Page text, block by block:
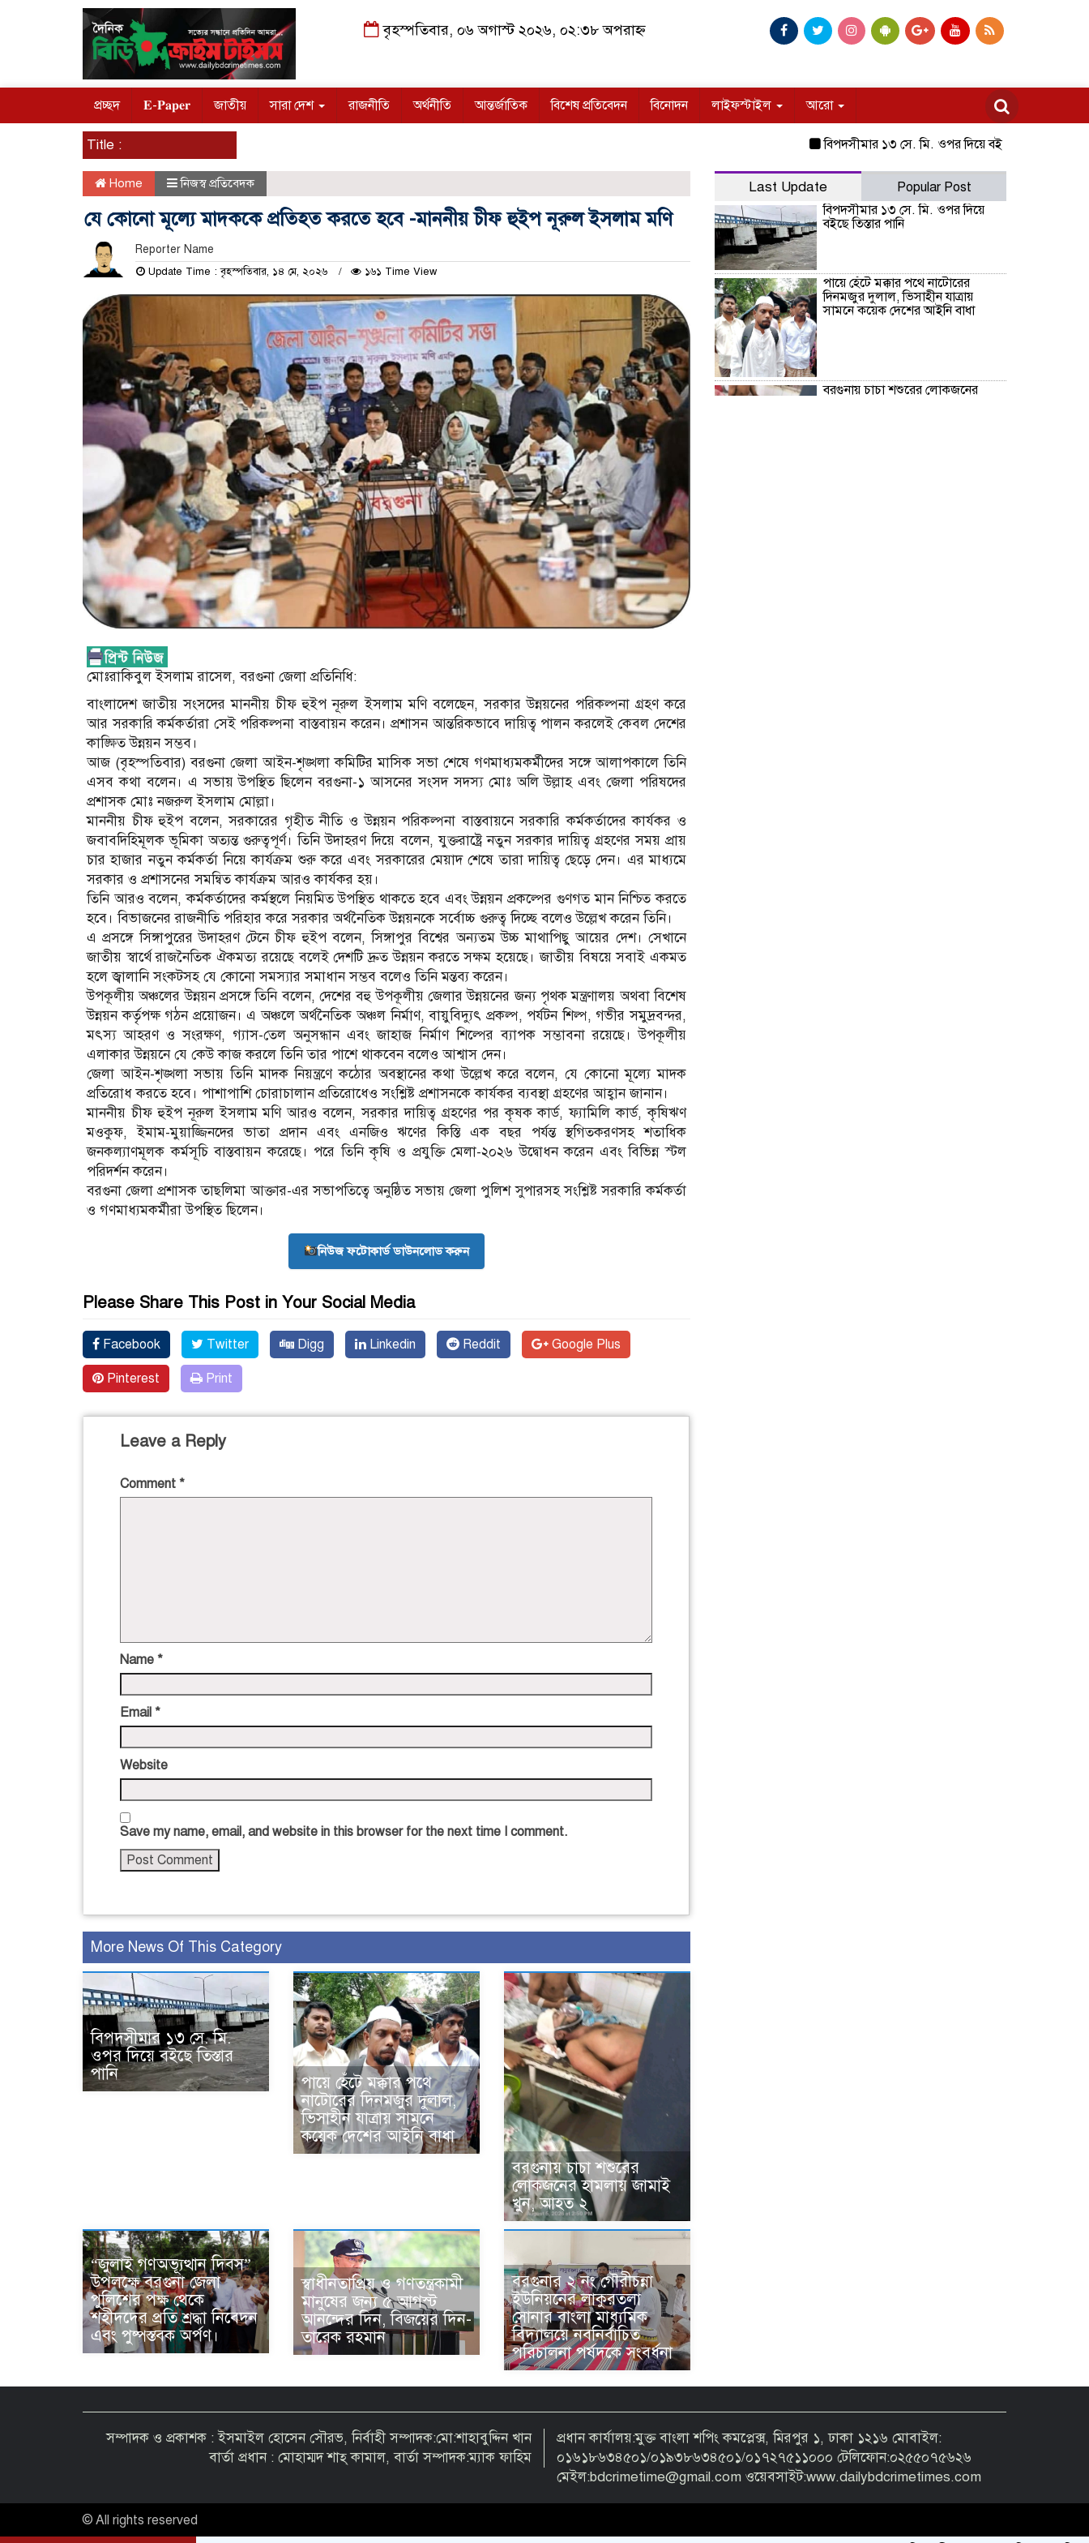
বৃহস্পতিবার, ০৬ অগাস্ট ২০২৬, ০২:৩৮ অপরাহ্ন
প্রচ্ছদ 𝐄-𝐏𝐚𝐩𝐞𝐫 জাতীয় সারা দেশ রাজনীতি অর্থনীতি আন্তর্জাতিক বিশেষ প্রতিবেদন বিনোদন লাইফস্টাইল আরো
Title : বিপদসীমার ১৩ সে. মি. ওপর দিয়ে বইছে তিস্তার পানি
Home নিজস্ব প্রতিবেদক
যে কোনো মূল্যে মাদককে প্রতিহত করতে হবে -মাননীয় চীফ হুইপ নূরুল ইসলাম মণি
Reporter Name
Update Time : বৃহস্পতিবার, ১৪ মে, ২০২৬ ১৬১ Time View
মোঃরাকিবুল ইসলাম রাসেল, বরগুনা জেলা প্রতিনিধি:
বাংলাদেশ জাতীয় সংসদের মাননীয় চীফ হুইপ নূরুল ইসলাম মণি বলেছেন, সরকার উন্নয়নের পরিকল্পনা গ্রহণ করে
আর সরকারি কর্মকর্তারা সেই পরিকল্পনা বাস্তবায়ন করেন। প্রশাসন আন্তরিকভাবে দায়িত্ব পালন করলেই কেবল দেশের
কাঙ্ক্ষিত উন্নয়ন সম্ভব।
আজ (বৃহস্পতিবার) বরগুনা জেলা আইন-শৃঙ্খলা কমিটির মাসিক সভা শেষে গণমাধ্যমকর্মীদের সঙ্গে আলাপকালে তিনি
এসব কথা বলেন। এ সভায় উপস্থিত ছিলেন বরগুনা-১ আসনের সংসদ সদস্য মোঃ অলি উল্লাহ এবং জেলা পরিষদের
প্রশাসক মোঃ নজরুল ইসলাম মোল্লা।
মাননীয় চীফ হুইপ বলেন, সরকারের গৃহীত নীতি ও উন্নয়ন পরিকল্পনা বাস্তবায়নে সরকারি কর্মকর্তাদের কার্যকর ও
জবাবদিহিমূলক ভূমিকা অত্যন্ত গুরুত্বপূর্ণ। তিনি উদাহরণ দিয়ে বলেন, যুক্তরাষ্ট্রে নতুন সরকার দায়িত্ব গ্রহণের সময় প্রায়
চার হাজার নতুন কর্মকর্তা নিয়ে কার্যক্রম শুরু করে এবং সরকারের মেয়াদ শেষে তারা দায়িত্ব ছেড়ে দেন। এর মাধ্যমে
সরকার ও প্রশাসনের সমন্বিত কার্যক্রম আরও কার্যকর হয়।
তিনি আরও বলেন, কর্মকর্তাদের কর্মস্থলে নিয়মিত উপস্থিত থাকতে হবে এবং উন্নয়ন প্রকল্পের গুণগত মান নিশ্চিত করতে
হবে। বিভাজনের রাজনীতি পরিহার করে সরকার অর্থনৈতিক উন্নয়নকে সর্বোচ্চ গুরুত্ব দিচ্ছে বলেও উল্লেখ করেন তিনি।
এ প্রসঙ্গে সিঙ্গাপুরের উদাহরণ টেনে চীফ হুইপ বলেন, সিঙ্গাপুর বিশ্বের অন্যতম উচ্চ মাথাপিছু আয়ের দেশ। সেখানে
জাতীয় স্বার্থে রাজনৈতিক ঐকমত্য রয়েছে বলেই দেশটি দ্রুত উন্নয়ন করতে সক্ষম হয়েছে। জাতীয় বিষয়ে সবাই একমত
হলে জ্বালানি সংকটসহ যে কোনো সমস্যার সমাধান সম্ভব বলেও তিনি মন্তব্য করেন।
উপকূলীয় অঞ্চলের উন্নয়ন প্রসঙ্গে তিনি বলেন, দেশের বহু উপকূলীয় জেলার উন্নয়নের জন্য পৃথক মন্ত্রণালয় অথবা বিশেষ
উন্নয়ন কর্তৃপক্ষ গঠন প্রয়োজন। এ অঞ্চলে অর্থনৈতিক অঞ্চল নির্মাণ, বায়ুবিদ্যুৎ প্রকল্প, পর্যটন শিল্প, গভীর সমুদ্রবন্দর,
মৎস্য আহরণ ও সংরক্ষণ, গ্যাস-তেল অনুসন্ধান এবং জাহাজ নির্মাণ শিল্পের ব্যাপক সম্ভাবনা রয়েছে। উপকূলীয়
এলাকার উন্নয়নে যে কেউ কাজ করলে তিনি তার পাশে থাকবেন বলেও আশ্বাস দেন।
জেলা আইন-শৃঙ্খলা সভায় তিনি মাদক নিয়ন্ত্রণে কঠোর অবস্থানের কথা উল্লেখ করে বলেন, যে কোনো মূল্যে মাদক
প্রতিরোধ করতে হবে। পাশাপাশি চোরাচালান প্রতিরোধেও সংশ্লিষ্ট প্রশাসনকে কার্যকর ব্যবস্থা গ্রহণের আহ্বান জানান।
মাননীয় চীফ হুইপ নূরুল ইসলাম মণি আরও বলেন, সরকার দায়িত্ব গ্রহণের পর কৃষক কার্ড, ফ্যামিলি কার্ড, কৃষিঋণ
মওকুফ, ইমাম-মুয়াজ্জিনদের ভাতা প্রদান এবং এনজিও ঋণের কিস্তি এক বছর পর্যন্ত স্থগিতকরণসহ শতাধিক
জনকল্যাণমূলক কর্মসূচি বাস্তবায়ন করেছে। পরে তিনি কৃষি ও প্রযুক্তি মেলা-২০২৬ উদ্বোধন করেন এবং বিভিন্ন স্টল
পরিদর্শন করেন।
বরগুনা জেলা প্রশাসক তাছলিমা আক্তার-এর সভাপতিত্বে অনুষ্ঠিত সভায় জেলা পুলিশ সুপারসহ সংশ্লিষ্ট সরকারি কর্মকর্তা
ও গণমাধ্যমকর্মীরা উপস্থিত ছিলেন।
নিউজ ফটোকার্ড ডাউনলোড করুন
Please Share This Post in Your Social Media
Facebook Twitter Digg Linkedin Reddit Google Plus
Pinterest Print
Leave a Reply
Comment *
Name *
Email *
Website
Save my name, email, and website in this browser for the next time I comment.
More News Of This Category
বিপদসীমার ১৩ সে. মি.
ওপর দিয়ে বইছে তিস্তার
পানি
পায়ে হেঁটে মক্কার পথে
নাটোরের দিনমজুর দুলাল,
ভিসাহীন যাত্রায় সামনে
কয়েক দেশের আইনি বাধা
বরগুনায় চাচা শশুরের
লোকজনের হামলায় জামাই
খুন, আহত ২
“জুলাই গণঅভ্যূত্থান দিবস”
উপলক্ষে বরগুনা জেলা
পুলিশের পক্ষ থেকে
শহীদদের প্রতি শ্রদ্ধা নিবেদন
এবং পুষ্পস্তবক অর্পণ।
স্বাধীনতাপ্রিয় ও গণতন্ত্রকামী
মানুষের জন্য ৫ আগস্ট
আনন্দের দিন, বিজয়ের দিন-
তারেক রহমান
বরগুনার ২ নং গৌরীচন্না
ইউনিয়নের লাকুরতলা
সোনার বাংলা মাধ্যমিক
বিদ্যালয়ে নবনির্বাচিত
পরিচালনা পর্ষদকে সংবর্ধনা
Last Update
Popular Post
বিপদসীমার ১৩ সে. মি. ওপর দিয়ে
বইছে তিস্তার পানি
পায়ে হেঁটে মক্কার পথে নাটোরের
দিনমজুর দুলাল, ভিসাহীন যাত্রায়
সামনে কয়েক দেশের আইনি বাধা
বরগুনায় চাচা শশুরের লোকজনের
সম্পাদক ও প্রকাশক : ইসমাইল হোসেন সৌরভ, নির্বাহী সম্পাদক:মো:শাহাবুদ্দিন খান
বার্তা প্রধান : মোহাম্মদ শাহ্ কামাল, বার্তা সম্পাদক:ম্যাক ফাহিম
প্রধান কার্যালয়:মুক্ত বাংলা শপিং কমপ্লেক্স, মিরপুর ১, ঢাকা ১২১৬ মোবাইল:
০১৬১৮৬৩৪৫০১/০১৯৩৮৬৩৪৫০১/০১৭২৭৫১১০০০ টেলিফোন:০২৫৫০৭৫৬২৬
মেইল:bdcrimetime@gmail.com ওয়েবসাইট:www.dailybdcrimetimes.com
© All rights reserved